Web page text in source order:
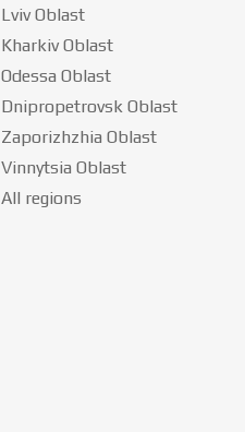
Lviv Oblast
Kharkiv Oblast
Odessa Oblast
Dnipropetrovsk Oblast
Zaporizhzhia Oblast
Vinnytsia Oblast
All regions